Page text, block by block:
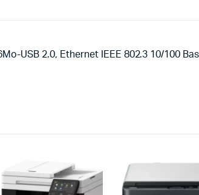
USB 2.0, Ethernet IEEE 802.3 10/100